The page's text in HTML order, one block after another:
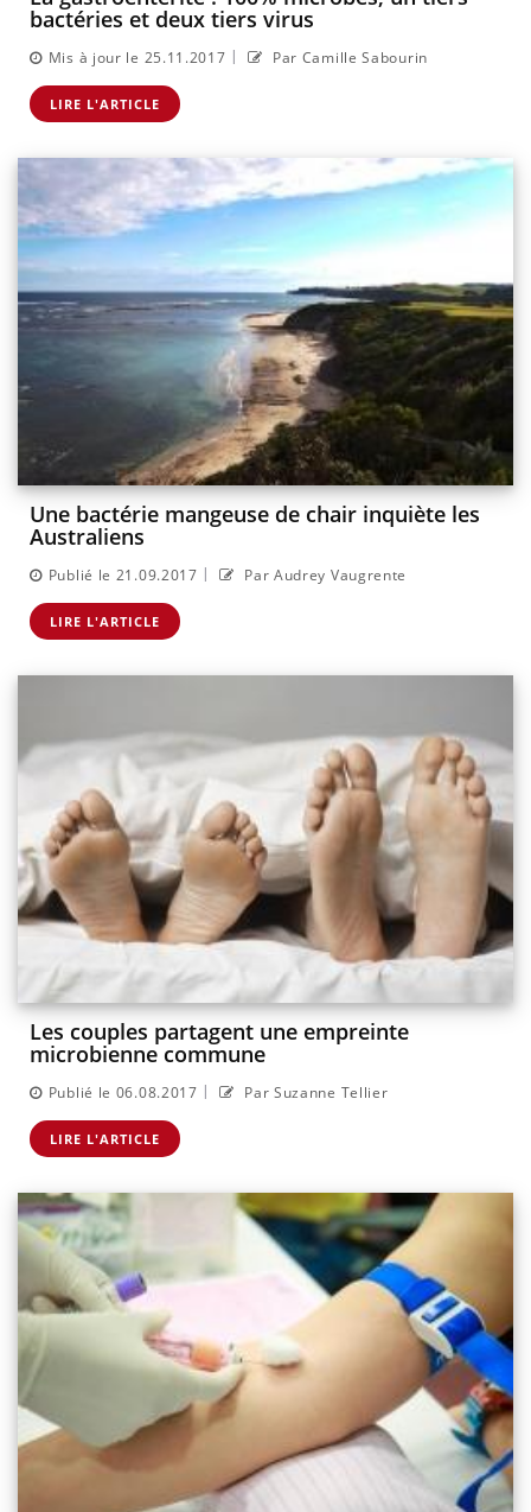
bactéries et deux tiers virus
Mis à jour le 25.11.2017 | Par Camille Sabourin
LIRE L'ARTICLE
Une bactérie mangeuse de chair inquiète les
Australiens
Publié le 21.09.2017 | Par Audrey Vaugrente
LIRE L'ARTICLE
Les couples partagent une empreinte
microbienne commune
Publié le 06.08.2017 | Par Suzanne Tellier
LIRE L'ARTICLE